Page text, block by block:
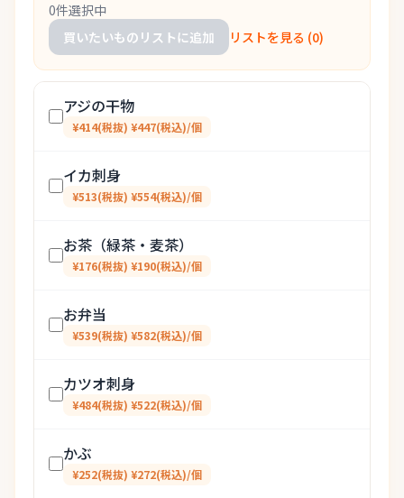
0件選択中
買いたいものリストに追加
リストを見る (0)
アジの干物
¥414(税抜) ¥447(税込)/個
イカ刺身
¥513(税抜) ¥554(税込)/個
お茶（緑茶・麦茶）
¥176(税抜) ¥190(税込)/個
お弁当
¥539(税抜) ¥582(税込)/個
カツオ刺身
¥484(税抜) ¥522(税込)/個
かぶ
¥252(税抜) ¥272(税込)/個